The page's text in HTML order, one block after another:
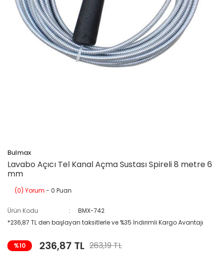
Bulmax
Lavabo Açıcı Tel Kanal Açma Sustası Spireli 8 metre 6
mm
(0) Yorum - 0 Puan
Ürün Kodu
BMX-742
*236,87 TL den başlayan taksitlerle ve %35 İndirimli Kargo Avantajı
%10 236,87 TL 263,19 TL